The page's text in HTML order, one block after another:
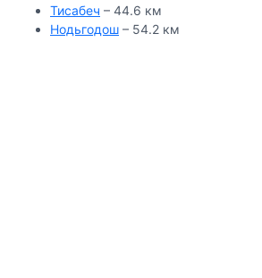
Тисабеч – 44.6 км
Нодьгодош – 54.2 км